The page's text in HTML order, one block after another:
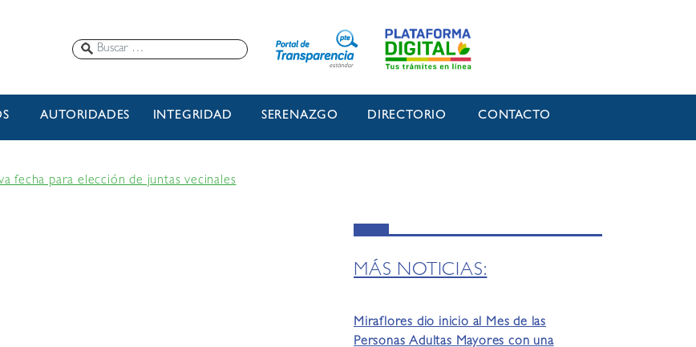
AUTORIDADES INTEGRIDAD SERENAZGO DIRECTORIO CONTACTO
fecha para elección de juntas vecinales
MÁS NOTICIAS:
Miraflores dio inicio al Mes de las
Personas Adultas Mayores con una